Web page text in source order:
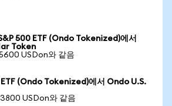
500 ETF (Ondo Tokenized)에서
Token
USDon와 같음
ETF (Ondo Tokenized)에서 Ondo U.S.
USDon와 같음